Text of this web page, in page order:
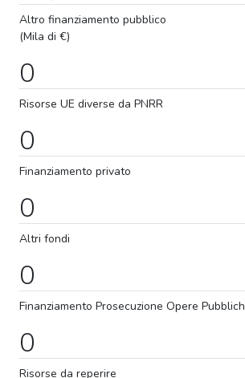
Altro finanziamento pubblico
(Mila di €)
0
Risorse UE diverse da PNRR
0
Finanziamento privato
0
Altri fondi
0
Finanziamento Prosecuzione Opere
0
Risorse da reperire